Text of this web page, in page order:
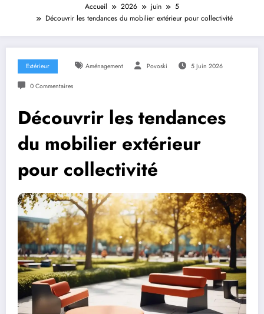
Accueil 2026 juin
5
Découvrir les tendances du mobilier extérieur pour collectivité
Extérieur Aménagement Povoski 5 Juin 2026
0 Commentaires
Découvrir les tendances
du mobilier extérieur
pour collectivité